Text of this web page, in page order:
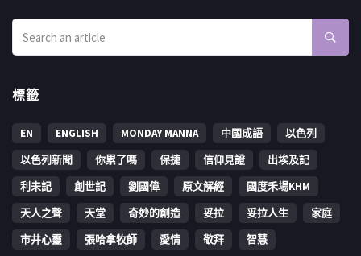
標籤
EN ENGLISH MONDAY MANNA 中國成語
以色列
以色列新聞
你累了嗎 保捷 信仰見證
出埃及記
利未記
創世記 劉國偉 原文解經
國度禾場KHM
天人之聲
天堂 奇妙的創造 妥拉 妥拉人生
家庭
市井心靈
張哈拿牧師 愛情 敬拜 智慧